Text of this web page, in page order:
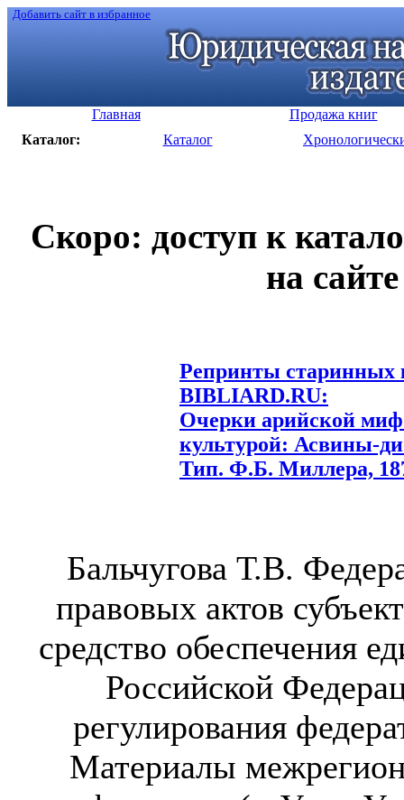
Добавить сайт в избранное
Главная
Продажа книг
Каталог:
Каталог
Скоро: доступ к
на
Репринты старинных
BIBLIARD.RU:
Очерки арийской
культурой: Асвины-
Тип. Ф.Б. Миллера,
Бальчугова Т.В.
правовых актов
средство обеспечения
Российской
регулирования
Материалы